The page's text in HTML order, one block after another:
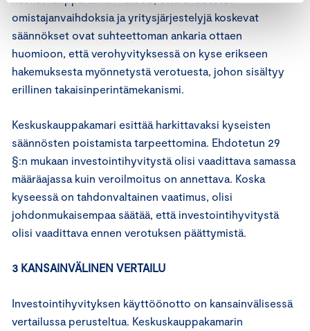
omistajanvaihdoksia ja yritysjärjestelyjä koskevat
säännökset ovat suhteettoman ankaria ottaen
huomioon, että verohyvityksessä on kyse erikseen
hakemuksesta myönnetystä verotuesta, johon sisältyy
erillinen takaisinperintämekanismi.
Keskuskauppakamari esittää harkittavaksi kyseisten
säännösten poistamista tarpeettomina. Ehdotetun 29
§:n mukaan investointihyvitystä olisi vaadittava samassa
määräajassa kuin veroilmoitus on annettava. Koska
kyseessä on tahdonvaltainen vaatimus, olisi
johdonmukaisempaa säätää, että investointihyvitystä
olisi vaadittava ennen verotuksen päättymistä.
3 KANSAINVÄLINEN VERTAILU
Investointihyvityksen käyttöönotto on kansainvälisessä
vertailussa perusteltua. Keskuskauppakamarin